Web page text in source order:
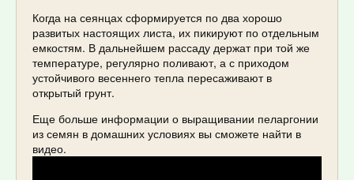
Когда на сеянцах сформируется по два хорошо
развитых настоящих листа, их пикируют по отдельным
емкостям. В дальнейшем рассаду держат при той же
температуре, регулярно поливают, а с приходом
устойчивого весеннего тепла пересаживают в
открытый грунт.
Еще больше информации о выращивании пеларгонии
из семян в домашних условиях вы сможете найти в
видео.